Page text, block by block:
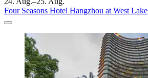
Four Seasons Hotel Hangzhou at West Lake